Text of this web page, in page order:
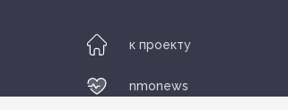
к проекту
nmonews